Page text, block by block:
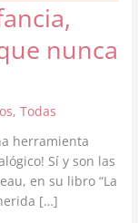
nunca
,Todas
herramienta
Sí y son las
en su libro “La
[…]